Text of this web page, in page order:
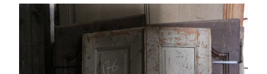
SAVOIR-FAIRE
CREATION
L’ATELIER DE FABRICATION